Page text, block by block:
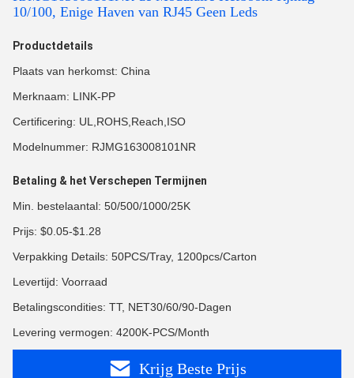
10/100, Enige Haven van RJ45 Geen Leds
Productdetails
Plaats van herkomst: China
Merknaam: LINK-PP
Certificering: UL,ROHS,Reach,ISO
Modelnummer: RJMG163008101NR
Betaling & het Verschepen Termijnen
Min. bestelaantal: 50/500/1000/25K
Prijs: $0.05-$1.28
Verpakking Details: 50PCS/Tray, 1200pcs/Carton
Levertijd: Voorraad
Betalingscondities: TT, NET30/60/90-Dagen
Levering vermogen: 4200K-PCS/Month
Krijg Beste Prijs